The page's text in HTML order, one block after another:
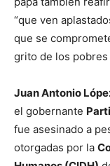
“que ven
que se
grito de los pobres
Juan Antonio
el gobernante
fue asesinado a
otorgadas por la